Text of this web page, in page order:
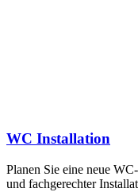
WC Installation
Planen Sie eine neue
und fachgerechter